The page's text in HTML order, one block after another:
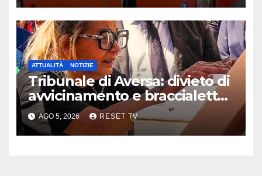
ATTUALITÀ NOTIZIE
Tribunale di Aversa: divieto di
avvicinamento e braccialetto
per i genitori di Martina
Carbonaro
AGO 5, 2026 RESET TV